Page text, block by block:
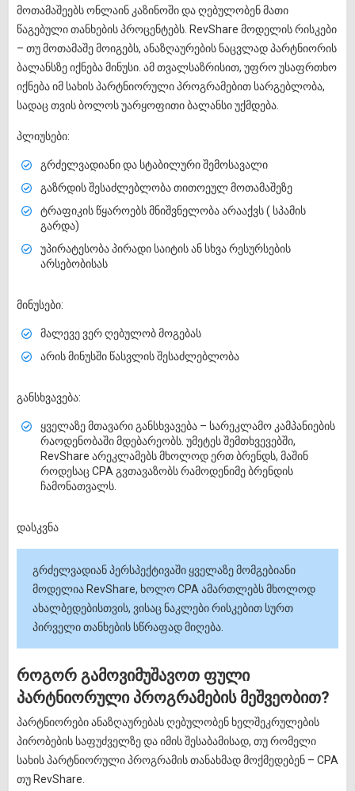
მოთამაშეებს ონლაინ კაზინოში და ღებულობენ მათი
წაგებული თანხების პროცენტებს. RevShare მოდელის რისკები
– თუ მოთამაშე მოიგებს, ანაზღაურების ნაცვლად პარტნიორის
ბალანსზე იქნება მინუსი. ამ თვალსაზრისით, უფრო უსაფრთხო
იქნება იმ სახის პარტნიორული პროგრამებით სარგებლობა,
სადაც თვის ბოლოს უარყოფითი ბალანსი უქმდება.
პლიუსები:
გრძელვადიანი და სტაბილური შემოსავალი
გაზრდის შესაძლებლობა თითოეულ მოთამაშეზე
ტრაფიკის წყაროებს მნიშვნელობა არააქვს ( სპამის
გარდა)
უპირატესობა პირადი საიტის ან სხვა რესურსების
არსებობისას
მინუსები:
მალევე ვერ ღებულობ მოგებას
არის მინუსში წასვლის შესაძლებლობა
განსხვავება:
ყველაზე მთავარი განსხვავება – სარეკლამო კამპანიების
რაოდენობაში მდებარეობს. უმეტეს შემთხვევებში,
RevShare არეკლამებს მხოლოდ ერთ ბრენდს, მაშინ
როდესაც CPA გვთავაზობს რამოდენიმე ბრენდის
ჩამონათვალს.
დასკვნა
გრძელვადიან პერსპექტივაში ყველაზე მომგებიანი
მოდელია RevShare, ხოლო CPA ამართლებს მხოლოდ
ახალბედებისთვის, ვისაც ნაკლები რისკებით სურთ
პირველი თანხების სწრაფად მიღება.
როგორ გამოვიმუშავოთ ფული
პარტნიორული პროგრამების მეშვეობით?
პარტნიორები ანაზღაურებას ღებულობენ ხელშეკრულების
პირობების საფუძველზე და იმის შესაბამისად, თუ რომელი
სახის პარტნიორული პროგრამის თანახმად მოქმედებენ – CPA
თუ RevShare.